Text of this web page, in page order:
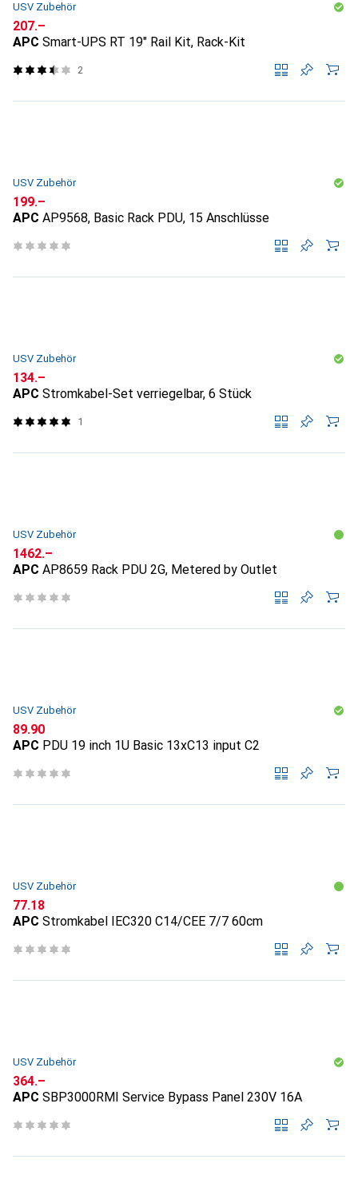
USV Zubehör
CHF
207.–
APC Smart-UPS RT 19" Rail Kit, Rack-Kit
2
USV Zubehör
CHF
199.–
APC AP9568, Basic Rack PDU, 15 Anschlüsse
USV Zubehör
CHF
134.–
APC Stromkabel-Set verriegelbar, 6 Stück
1
USV Zubehör
CHF
1462.–
APC AP8659 Rack PDU 2G, Metered by Outlet
USV Zubehör
CHF
89.90
APC PDU 19 inch 1U Basic 13xC13 input C2
USV Zubehör
CHF
77.18
APC Stromkabel IEC320 C14/CEE 7/7 60cm
USV Zubehör
CHF
364.–
APC SBP3000RMI Service Bypass Panel 230V 16A